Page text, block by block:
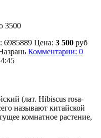
3500
6985889 Цена: 3 500 руб
Комментарии: 0
(лат. Hibiscus rosa-
называют китайской
комнатное растение,